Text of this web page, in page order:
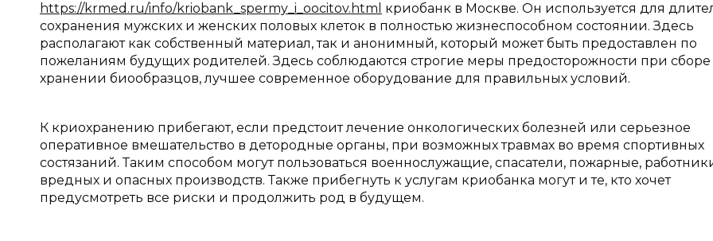
https://krmed.ru/info/kriobank_spermy_i_oocitov.html криобанк в Москве. Он используется для
сохранения мужских и женских половых клеток в полностью жизнеспособном состоянии. Здесь
располагают как собственный материал, так и анонимный, который может быть предоставлен по
пожеланиям будущих родителей. Здесь соблюдаются строгие меры предосторожности при сборе
хранении биообразцов, лучшее современное оборудование для правильных условий.
К криохранению прибегают, если предстоит лечение онкологических болезней или серьезное
оперативное вмешательство в детородные органы, при возможных травмах во время спортивных
состязаний. Таким способом могут пользоваться военнослужащие, спасатели, пожарные,
вредных и опасных производств. Также прибегнуть к услугам криобанка могут и те, кто хочет
предусмотреть все риски и продолжить род в будущем.